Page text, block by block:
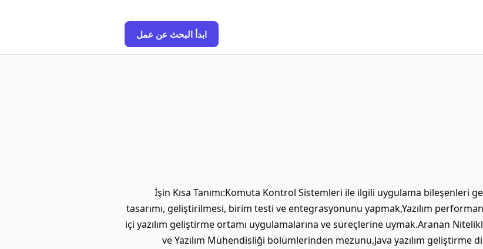
ابدأ البحث عن عمل
İşin Kısa Tanımı:Komuta Kontrol Sistemleri ile ilgili uygulama bileşenleri
tasarımı, geliştirilmesi, birim testi ve entegrasyonunu yapmak,Yazılım
içi yazılım geliştirme ortamı uygulamalarına ve süreçlerine uymak.Aranan
ve Yazılım Mühendisliği bölümlerinden mezunu,Java yazılım geliştirme